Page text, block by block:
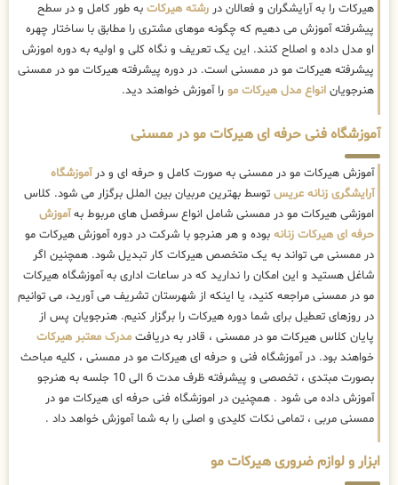
هیرکات را به آرایشگران و فعالان در رشته هیرکات به طور کامل و در سطح
پیشرفته آموزش می دهیم که چگونه موهای مشتری را مطابق با ساختار چهره
او مدل داده و اصلاح کنند. این یک تعریف و نگاه کلی و اولیه به دوره اموزش
پیشرفته هیرکات مو در ممسنی است. در دوره پیشرفته هیرکات مو در ممسنی
هنرجویان انواع مدل هیرکات مو را آموزش خواهند دید.
آموزشگاه فنی حرفه ای هیرکات مو در ممسنی
آموزش هیرکات مو در ممسنی به صورت کامل و حرفه ای و درآموزشگاه
آرایشگری زنانه عریس توسط بهترین مربیان بین الملل برگزار می شود. کلاس
اموزشی هیرکات مو در ممسنی شامل انواع سرفصل های مربوط بهآموزش
حرفه ای هیرکات زنانه بوده و هر هنرجو با شرکت در دوره آموزش هیرکات مو
در ممسنی می تواند به یک متخصص هیرکات کار تبدیل شود. همچنین اگر
شاغل هستید و این امکان را ندارید که در ساعات اداری به آموزشگاه هیرکات
مو در ممسنی مراجعه کنید، یا اینکه از شهرستان تشریف می آورید، می توانیم
در روزهای تعطیل برای شما دوره هیرکات را برگزار کنیم. هنرجویان پس از
پایان کلاس هیرکات مو در ممسنی ، قادر به دریافت مدرک معتبر هیرکات
خواهند بود. در آموزشگاه فنی و حرفه ای هیرکات مو در ممسنی ، کلیه مباحث
بصورت مبتدی ، تخصصی و پیشرفته ظرف مدت 6 الی 10 جلسه به هنرجو
آموزش داده می شود . همچنین در اموزشگاه فنی حرفه ای هیرکات مو در
ممسنی مربی ، تمامی نکات کلیدی و اصلی را به شما آموزش خواهد داد .
ابزار و لوازم ضروری هیرکات مو